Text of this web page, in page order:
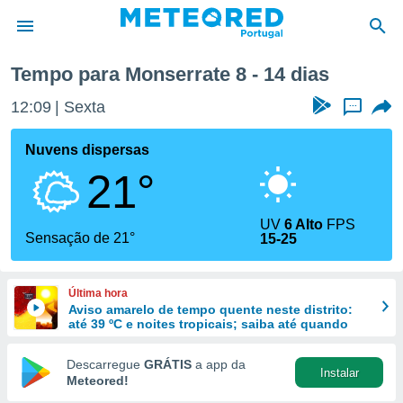
da
foi
fornecidas
a este
das
e
forma
digital
Tempo para Monserrate 8 - 14 dias
12:09 Sexta ...
Nuvens dispersas
21°
Sensação de 21°
UV6 Alto FPS
15-25
Última hora
Aviso amarelo de tempo quente neste distrito:
até 39 ºC e noites tropicais; saiba até quando
Descarregue GRÁTIS a app da
Meteored!
Instalar